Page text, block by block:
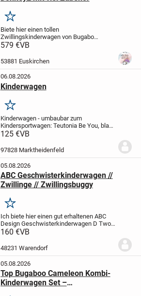
Merken
Biete hier einen tollen
Zwillingskinderwagen von Bugabo
Donkey 2 mit sehr viel Zubehör. Dazu
lässt sich sehr leicht fahren, einfach
zusammen klappbar. Die Farbe...
579 €VB
53881 Euskirchen
06.08.2026
Kinderwagen
Merken
Kinderwagen - umbaubar zum
Kindersportwagen: Teutonia Be You, blau-
creme-gemustert, mit Maxi Cosi Adapter,
Regenschutz, Tragetasche, sehr gut
erhalten, unverbindliche...
125 €VB
97828 Marktheidenfeld
05.08.2026
ABC Geschwisterkinderwagen //
Zwillinge // Zwillingsbuggy
Merken
Ich biete hier einen gut erhaltenen ABC
Design Geschwisterkinderwagen D Two
in einem schönen Grünton in einem super
hat uns treue Dienste geleistet. Dieser...
160 €VB
48231 Warendorf
05.08.2026
Top Bugaboo Cameleon Kombi-
Kinderwagen Set –